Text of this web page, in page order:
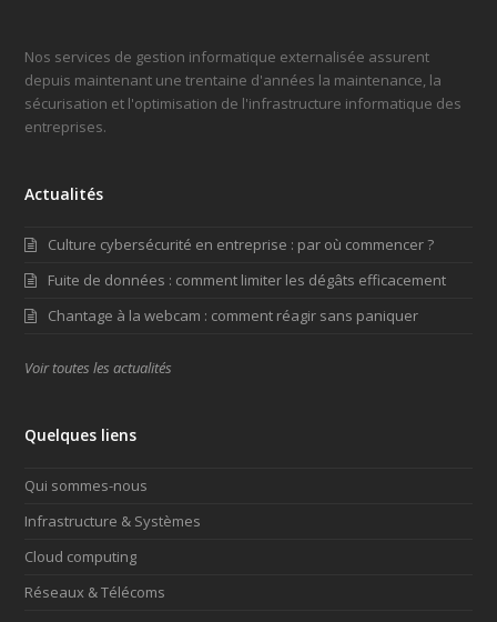
Nos services de gestion informatique externalisée assurent
depuis maintenant une trentaine d'années la maintenance, la
sécurisation et l'optimisation de l'infrastructure informatique des
entreprises.
Actualités
Culture cybersécurité en entreprise : par où commencer ?
Fuite de données : comment limiter les dégâts efficacement
Chantage à la webcam : comment réagir sans paniquer
Voir toutes les actualités
Quelques liens
Qui sommes-nous
Infrastructure & Systèmes
Cloud computing
Réseaux & Télécoms